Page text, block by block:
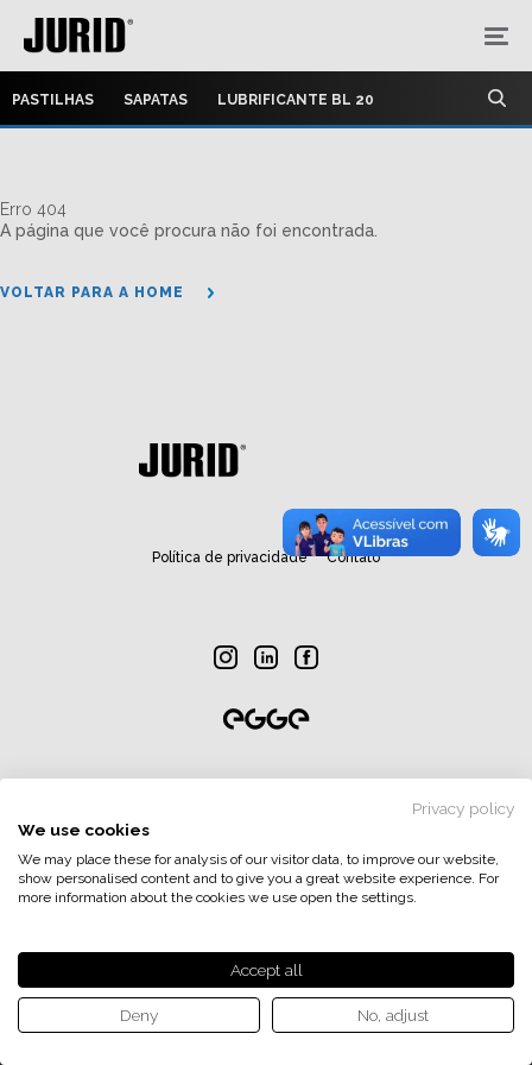
PASTILHAS SAPATAS LUBRIFICANTE BL 20
Erro 404
A página que você procura não foi encontrada.
VOLTAR PARA A HOME
Política de privacidade Contato
Lazzarotto, Júlio Soares e Banco de Imagens das Empresas Randon.
Copyright 2020. Empresas Randon. Todos os direitos reservados.Privacy policy
We use cookies
We may place these for analysis of our visitor data, to improve our website,
show personalised content and to give you a great website experience. For
more information about the cookies we use open the settings.
Accept all
Deny No, adjust